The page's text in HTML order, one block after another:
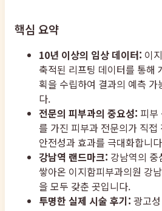
핵심 요약
10년 이상의 임상 데이터: 이
축적된 리프팅 데이터를 통해
획을 수립하여 결과의 예측 가
다.
전문의 피부과의 중요성: 피부
를 가진 피부과 전문의가 직접
안전성과 효과를 극대화합니
강남역 랜드마크: 강남역의
쌓아온 이지함피부과의원 강
을 모두 갖춘 곳입니다.
투명한 실제 시술 후기: 광고